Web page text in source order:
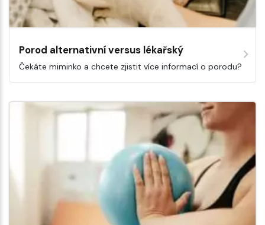
Porod alternativní versus lékařský
Čekáte miminko a chcete zjistit více informací o porodu?